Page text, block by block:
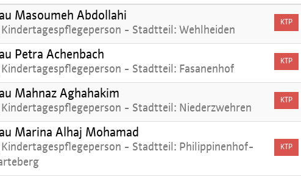
Masoumeh Abdollahi
Kindertagespflegeperson - Stadtteil: Wehlheiden
KTP
Petra Achenbach
Kindertagespflegeperson - Stadtteil: Fasanenhof
KTP
Mahnaz Aghahakim
Kindertagespflegeperson - Stadtteil: Niederzwehren
KTP
Marina Alhaj Mohamad
Kindertagespflegeperson - Stadtteil: Philippinenhof-
KTP